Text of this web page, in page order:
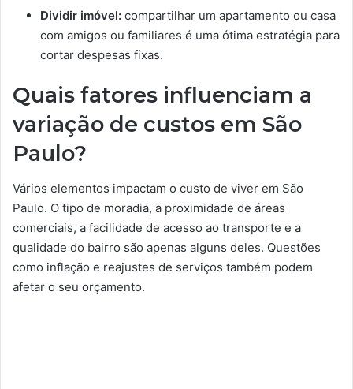
Dividir imóvel: compartilhar um apartamento ou casa
com amigos ou familiares é uma ótima estratégia para
cortar despesas fixas.
Quais fatores influenciam a
variação de custos em São
Paulo?
Vários elementos impactam o custo de viver em São
Paulo. O tipo de moradia, a proximidade de áreas
comerciais, a facilidade de acesso ao transporte e a
qualidade do bairro são apenas alguns deles. Questões
como inflação e reajustes de serviços também podem
afetar o seu orçamento.